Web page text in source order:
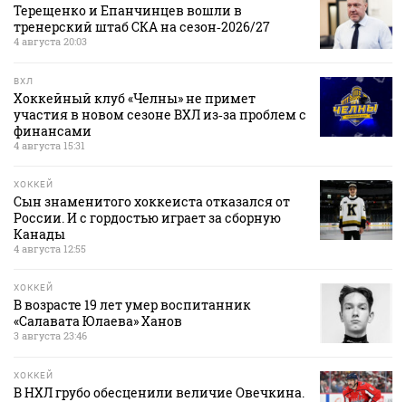
Терещенко и Епанчинцев вошли в
тренерский штаб СКА на сезон‑2026/27
4 августа 20:03
ВХЛ
Хоккейный клуб «Челны» не примет
участия в новом сезоне ВХЛ из‑за проблем с
финансами
4 августа 15:31
ХОККЕЙ
Сын знаменитого хоккеиста отказался от
России. И с гордостью играет за сборную
Канады
4 августа 12:55
ХОККЕЙ
В возрасте 19 лет умер воспитанник
«Салавата Юлаева» Ханов
3 августа 23:46
ХОККЕЙ
В НХЛ грубо обесценили величие Овечкина.